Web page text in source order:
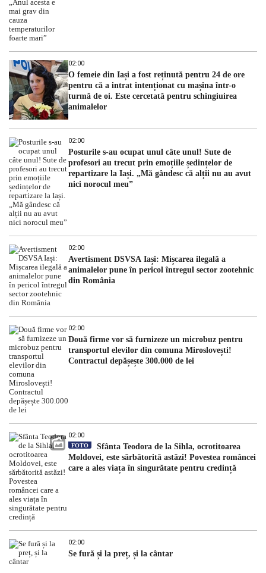
02:00
O femeie din Iași a fost reținută pentru 24 de ore
pentru că a intrat intenționat cu mașina într-o
turmă de oi. Este cercetată pentru schingiuirea
animalelor
02:00
Posturile s-au ocupat unul câte unul! Sute de
profesori au trecut prin emoțiile ședințelor de
repartizare la Iași. „Mă gândesc că alții nu au avut
nici norocul meu”
02:00
Avertisment DSVSA Iași: Mișcarea ilegală a
animalelor pune în pericol întregul sector zootehnic
din România
02:00
Două firme vor să furnizeze un microbuz pentru
transportul elevilor din comuna Miroslovești!
Contractul depășește 300.000 de lei
02:00
FOTO
Sfânta Teodora de la Sihla, ocrotitoarea
Moldovei, este sărbătorită astăzi! Povestea româncei
care a ales viața în singurătate pentru credință
02:00
Se fură și la preț, și la cântar